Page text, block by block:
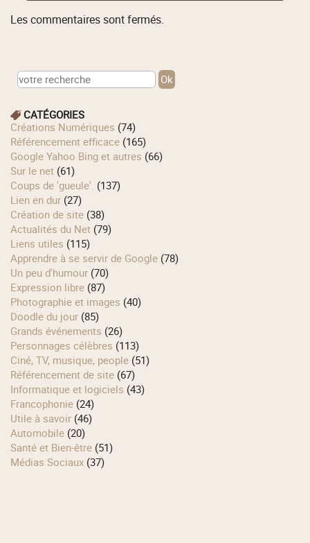
Les commentaires sont fermés.
CATÉGORIES
Créations Numériques (74)
Référencement efficace (165)
Google Yahoo Bing et autres (66)
Sur le net (61)
Coups de 'gueule'. (137)
Lien en dur (27)
Création de site (38)
Actualités du Net (79)
Liens utiles (115)
Apprendre à se servir de Google (78)
Un peu d'humour (70)
Expression libre (87)
Photographie et images (40)
Doodle du jour (85)
Grands événements (26)
Personnages célèbres (113)
Ciné, TV, musique, people (51)
Référencement de site (67)
Informatique et logiciels (43)
Francophonie (24)
Utile à savoir (46)
Automobile (20)
Santé et Bien-être (51)
Médias Sociaux (37)